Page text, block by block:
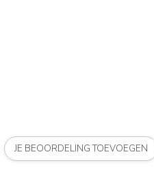
JE BEOORDELING TOEVOEGEN